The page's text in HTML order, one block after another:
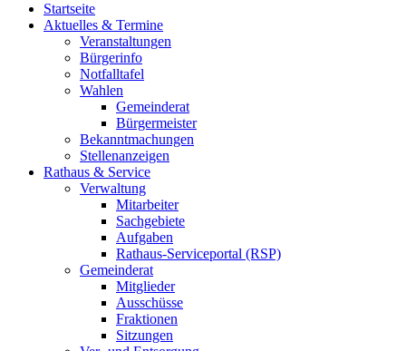
Startseite
Aktuelles & Termine
Veranstaltungen
Bürgerinfo
Notfalltafel
Wahlen
Gemeinderat
Bürgermeister
Bekanntmachungen
Stellenanzeigen
Rathaus & Service
Verwaltung
Mitarbeiter
Sachgebiete
Aufgaben
Rathaus-Serviceportal (RSP)
Gemeinderat
Mitglieder
Ausschüsse
Fraktionen
Sitzungen